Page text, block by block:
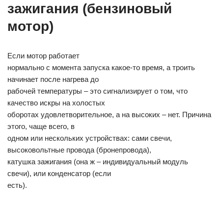
зажигания (бензиновый
мотор)
Если мотор работает
нормально с момента запуска какое-то время, а троить
начинает после нагрева до
рабочей температуры – это сигнализирует о том, что
качество искры на холостых
оборотах удовлетворительное, а на высоких – нет. Причина
этого, чаще всего, в
одном или нескольких устройствах: сами свечи,
высоковольтные провода (бронепровода),
катушка зажигания (она ж – индивидуальный модуль
свечи), или конденсатор (если
есть).